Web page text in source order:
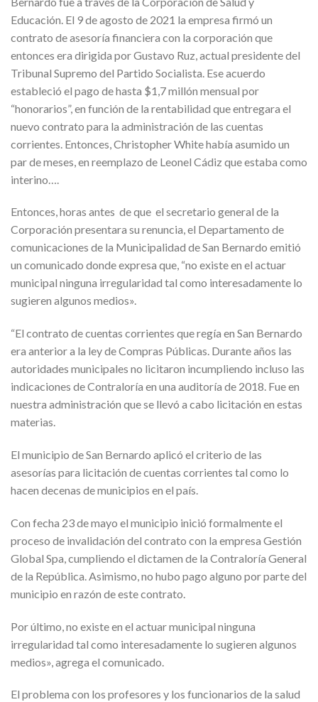
Educación. El 9 de agosto de 2021 la empresa firmó un
contrato de asesoría financiera con la corporación que
entonces era dirigida por Gustavo Ruz, actual presidente del
Tribunal Supremo del Partido Socialista. Ese acuerdo
estableció el pago de hasta $1,7 millón mensual por
“honorarios”, en función de la rentabilidad que entregara el
nuevo contrato para la administración de las cuentas
corrientes. Entonces, Christopher White había asumido un
par de meses, en reemplazo de Leonel Cádiz que estaba como
interino….
Entonces, horas antes de que el secretario general de la
Corporación presentara su renuncia, el Departamento de
comunicaciones de la Municipalidad de San Bernardo emitió
un comunicado donde expresa que, “no existe en el actuar
municipal ninguna irregularidad tal como interesadamente lo
sugieren algunos medios».
“El contrato de cuentas corrientes que regía en San Bernardo
era anterior a la ley de Compras Públicas. Durante años las
autoridades municipales no licitaron incumpliendo incluso las
indicaciones de Contraloría en una auditoría de 2018. Fue en
nuestra administración que se llevó a cabo licitación en estas
materias.
El municipio de San Bernardo aplicó el criterio de las
asesorías para licitación de cuentas corrientes tal como lo
hacen decenas de municipios en el país.
Con fecha 23 de mayo el municipio inició formalmente el
proceso de invalidación del contrato con la empresa Gestión
Global Spa, cumpliendo el dictamen de la Contraloría General
de la República. Asimismo, no hubo pago alguno por parte del
municipio en razón de este contrato.
Por último, no existe en el actuar municipal ninguna
irregularidad tal como interesadamente lo sugieren algunos
medios», agrega el comunicado.
El problema con los profesores y los funcionarios de la salud